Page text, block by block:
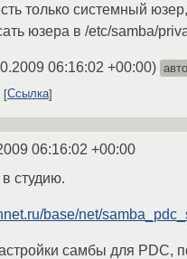
только системный
юзера в /etc/samba/
06:16:02 +00:00)
Ссылка
06:16:02 +00:00
студию.
base/net/
самбы для PDC,